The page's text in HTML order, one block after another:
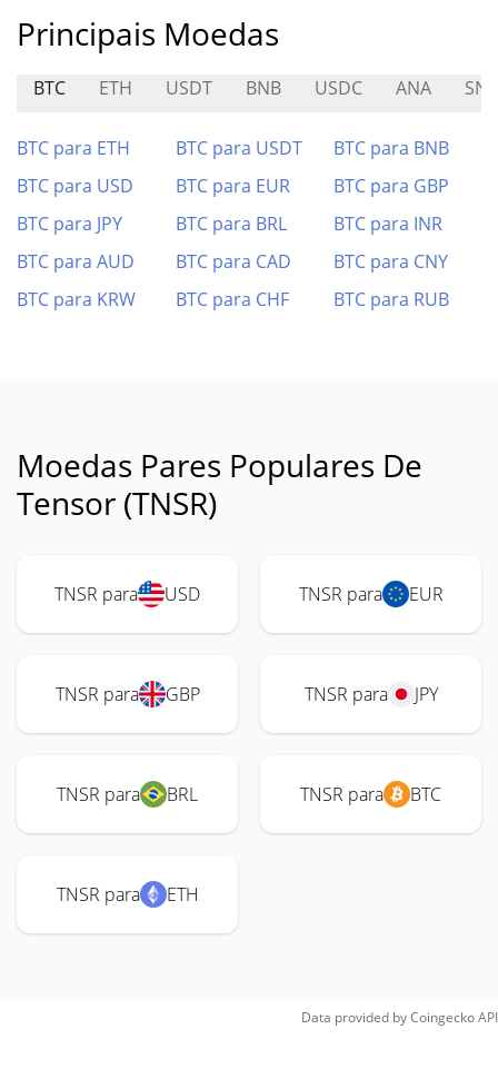
Principais Moedas
BTC ETH USDT BNB USDC ANA
BTC para ETH BTC para USDT
BTC para BNB
BTC para USD
BTC para EUR
BTC para GBP
BTC para JPY
BTC para BRL
BTC para INR
BTC para AUD
BTC para CAD
BTC para CNY
BTC para KRW
BTC para CHF BTC para RUB
Moedas Pares Populares De
Tensor (TNSR)
TNSR para USD TNSR para EUR
TNSR para GBP TNSR para JPY
TNSR para BRL TNSR para BTC
TNSR para ETH
Data provided byCoingeckoAPI